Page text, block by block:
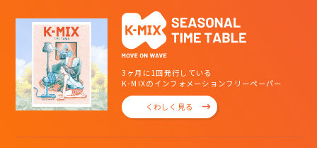
3ヶ月に1回発行している
K-MIXのインフォメーションフリーペーパー
くわしく見る